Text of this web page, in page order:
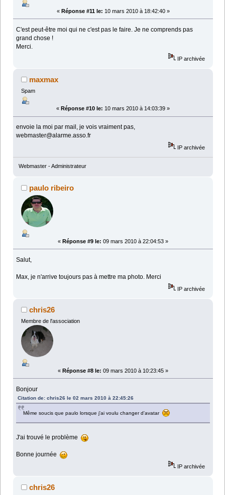
« Réponse #11 le: 10 mars 2010 à 18:42:40 »
C'est peut-être moi qui ne c'est pas le faire. Je ne comprends pas
grand chose !
Merci.
IP archivée
maxmax
Spam
« Réponse #10 le: 10 mars 2010 à 14:03:39 »
envoie la moi par mail, je vois vraiment pas,
webmaster@alarme.asso.fr
IP archivée
Webmaster - Administrateur
paulo ribeiro
« Réponse #9 le: 09 mars 2010 à 22:04:53 »
Salut,
Max, je n'arrive toujours pas à mettre ma photo. Merci
IP archivée
chris26
Membre de l'association
« Réponse #8 le: 09 mars 2010 à 10:23:45 »
Bonjour
Citation de: chris26 le 02 mars 2010 à 22:45:26
Même soucis que paulo lorsque j'ai voulu changer d'avatar
J'ai trouvé le problème
Bonne journée
IP archivée
chris26